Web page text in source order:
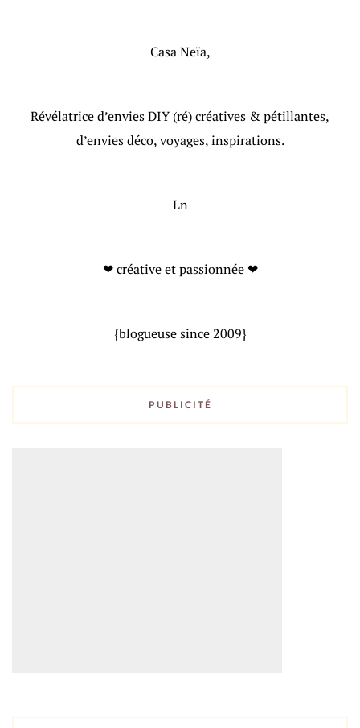
Casa Neïa,
Révélatrice d’envies DIY (ré) créatives & pétillantes,
d’envies déco, voyages, inspirations.
Ln
❤ créative et passionnée ❤
{blogueuse since 2009}
PUBLICITÉ